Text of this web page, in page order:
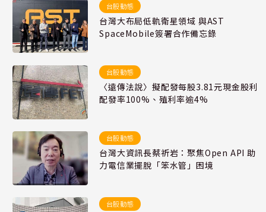
台股動態
台灣大布局低軌衛星領域 與AST
SpaceMobile簽署合作備忘錄
台股動態
〈遠傳法說〉擬配發每股3.81元現金股利
配發率100%、殖利率逾4%
台股動態
台灣大資訊長蔡祈岩：聚焦Open API 助
力電信業擺脫「笨水管」困境
台股動態